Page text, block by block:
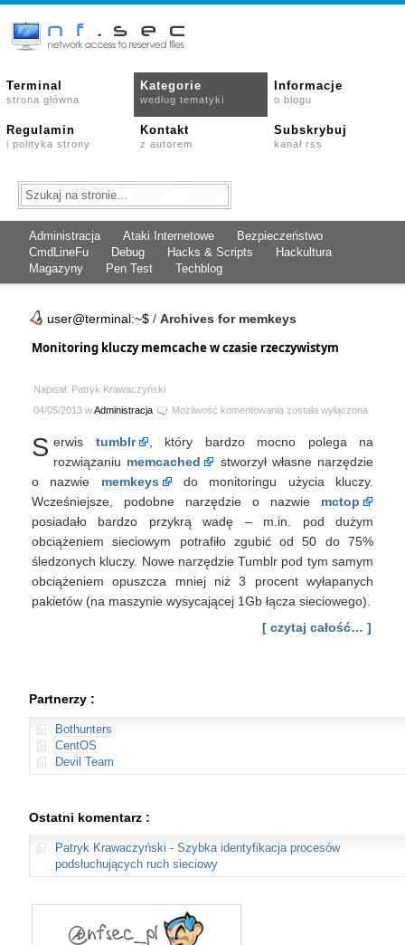
Terminal
strona główna
Kategorie
według tematyki
Informacje
o blogu
Regulamin
i polityka strony
Kontakt
z autorem
Subskrybuj
kanał rss
Administracja Ataki Internetowe
Bezpieczeństwo
CmdLineFu
Debug Hacks & Scripts
Hackultura
Magazyny
Pen Test Techblog
user@terminal:~$ / Archives for memkeys
Monitoring kluczy memcache w czasie rzeczywistym
Napisał: Patryk Krawaczyński
04/05/2013 wAdministracja Możliwość komentowania Monitoring
memcache
w
czasie
rzeczywistym
została wyłączona
S erwis tumblr
, który bardzo mocno polega na
rozwiązaniu memcached
stworzył własne narzędzie
o nazwie memkeys
do monitoringu użycia kluczy.
Wcześniejsze, podobne narzędzie o nazwie mctop
posiadało bardzo przykrą wadę – m.in. pod dużym
obciążeniem sieciowym potrafiło zgubić od 50 do 75%
śledzonych kluczy. Nowe narzędzie Tumblr pod tym samym
obciążeniem opuszcza mniej niż 3 procent wyłapanych
pakietów (na maszynie wysycającej 1Gb łącza sieciowego).
[ czytaj całość… ]
Partnerzy :
Bothunters
CentOS
Devil Team
Ostatni komentarz :
Patryk Krawaczyński - Szybka identyfikacja procesów
podsłuchujących ruch sieciowy